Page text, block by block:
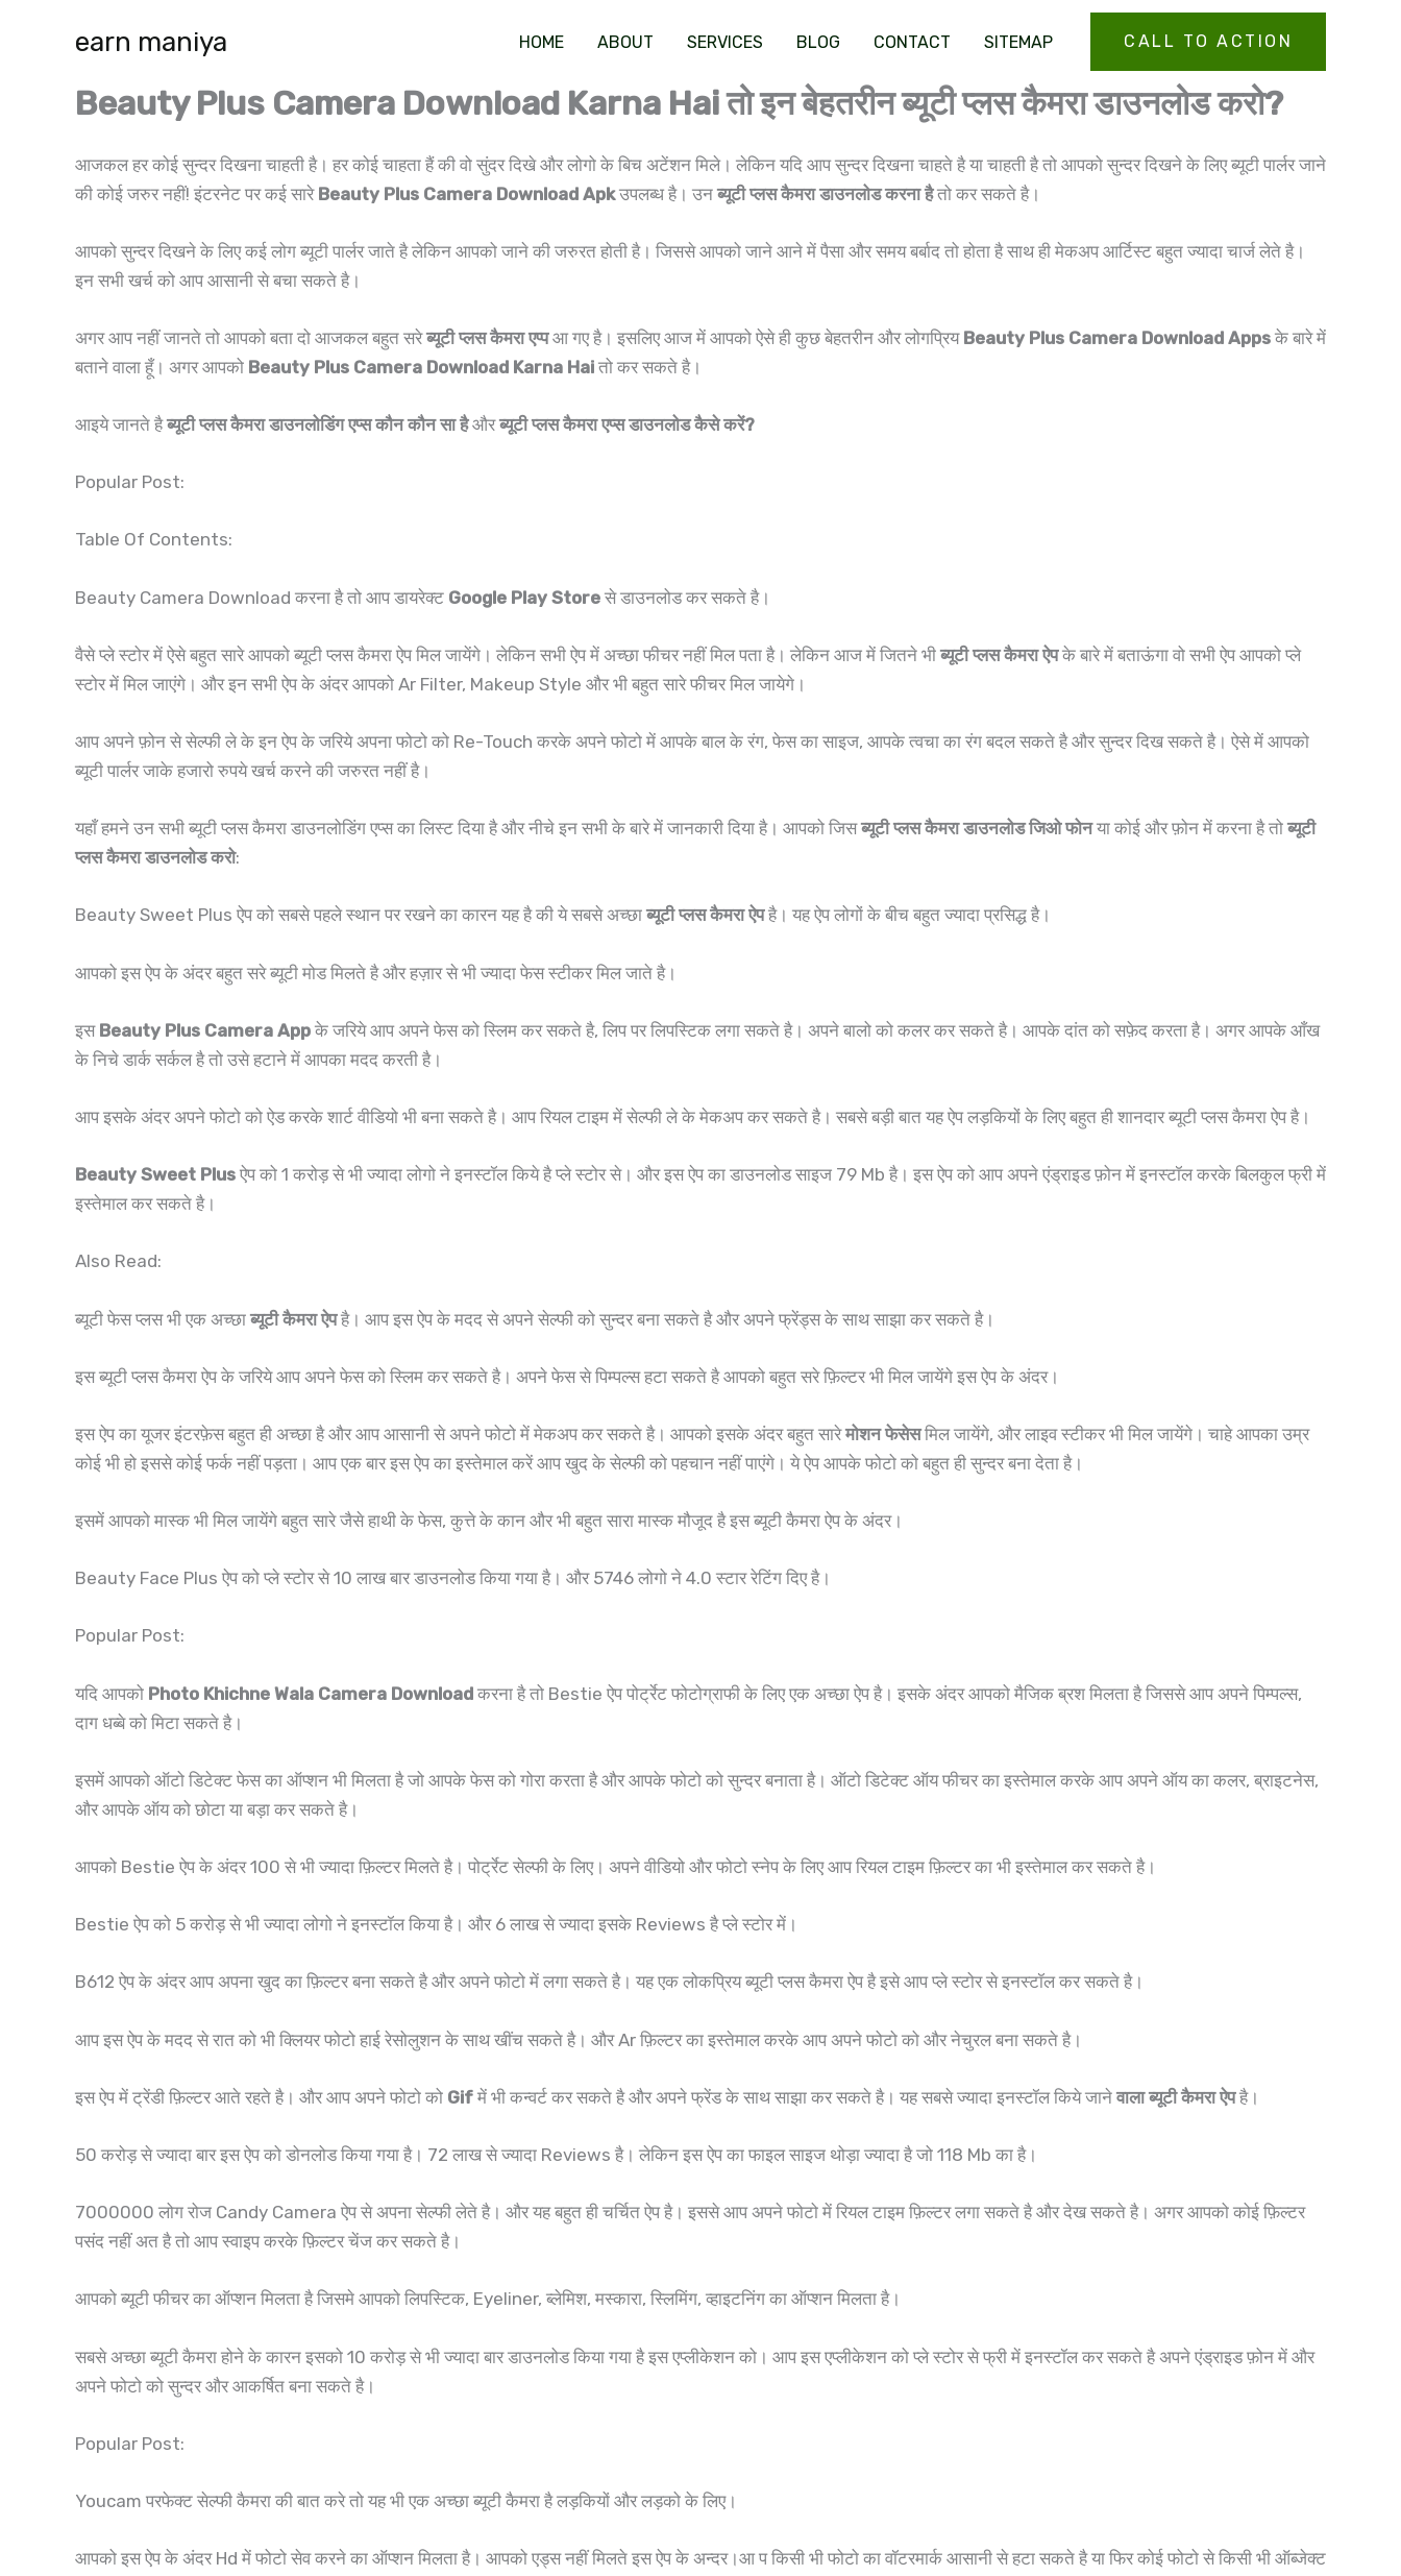
earn maniya HOME ABOUT SERVICES BLOG CONTACT SITEMAP CALL TO ACTION
Beauty Plus Camera Download Karna Hai तो इन बेहतरीन ब्यूटी प्लस कैमरा डाउनलोड करो?
आजकल हर कोई सुन्दर दिखना चाहती है। हर कोई चाहता हैं की वो सुंदर दिखे और लोगो के बिच अटेंशन मिले। लेकिन यदि आप सुन्दर दिखना चाहते है या चाहती है तो आपको सुन्दर दिखने के लिए ब्यूटी पार्लर जाने
की कोई जरुर नहीं! इंटरनेट पर कई सारे Beauty Plus Camera Download Apkउपलब्ध है। उन ब्यूटी प्लस कैमरा डाउनलोड करना हैतो कर सकते है।
आपको सुन्दर दिखने के लिए कई लोग ब्यूटी पार्लर जाते है लेकिन आपको जाने की जरुरत होती है। जिससे आपको जाने आने में पैसा और समय बर्बाद तो होता है साथ ही मेकअप आर्टिस्ट बहुत ज्यादा चार्ज लेते है।
इन सभी खर्च को आप आसानी से बचा सकते है।
अगर आप नहीं जानते तो आपको बता दो आजकल बहुत सरेब्यूटी प्लस कैमरा एप्पआ गए है। इसलिए आज में आपको ऐसे ही कुछ बेहतरीन और लोगप्रिय Beauty Plus Camera Download Apps के बारे में
बताने वाला हूँ। अगर आपको Beauty Plus Camera Download Karna Hai तो कर सकते है।
आइये जानते हैब्यूटी प्लस कैमरा डाउनलोडिंग एप्स कौन कौन सा हैऔरब्यूटी प्लस कैमरा एप्स डाउनलोड कैसे करें?
Popular Post:
Table Of Contents:
Beauty Camera Download करना है तो आप डायरेक्ट Google Play Store से डाउनलोड कर सकते है।
वैसे प्ले स्टोर में ऐसे बहुत सारे आपको ब्यूटी प्लस कैमरा ऐप मिल जायेंगे। लेकिन सभी ऐप में अच्छा फीचर नहीं मिल पता है। लेकिन आज में जितने भी ब्यूटी प्लस कैमरा ऐपके बारे में बताऊंगा वो सभी ऐप आपको प्ले
स्टोर में मिल जाएंगे। और इन सभी ऐप के अंदर आपको Ar Filter, Makeup Style और भी बहुत सारे फीचर मिल जायेगे।
आप अपने फ़ोन से सेल्फी ले के इन ऐप के जरिये अपना फोटो को Re-Touch करके अपने फोटो में आपके बाल के रंग, फेस का साइज, आपके त्वचा का रंग बदल सकते है और सुन्दर दिख सकते है। ऐसे में आपको
ब्यूटी पार्लर जाके हजारो रुपये खर्च करने की जरुरत नहीं है।
यहाँ हमने उन सभी ब्यूटी प्लस कैमरा डाउनलोडिंग एप्स का लिस्ट दिया है और नीचे इन सभी के बारे में जानकारी दिया है। आपको जिसब्यूटी प्लस कैमरा डाउनलोड जिओ फोनया कोई और फ़ोन में करना है तो ब्यूटी
प्लस कैमरा डाउनलोड करो:
Beauty Sweet Plus ऐप को सबसे पहले स्थान पर रखने का कारन यह है की ये सबसे अच्छा ब्यूटी प्लस कैमरा ऐपहै। यह ऐप लोगों के बीच बहुत ज्यादा प्रसिद्ध है।
आपको इस ऐप के अंदर बहुत सरे ब्यूटी मोड मिलते है और हज़ार से भी ज्यादा फेस स्टीकर मिल जाते है।
इस Beauty Plus Camera App के जरिये आप अपने फेस को स्लिम कर सकते है, लिप पर लिपस्टिक लगा सकते है। अपने बालो को कलर कर सकते है। आपके दांत को सफ़ेद करता है। अगर आपके आँख
के निचे डार्क सर्कल है तो उसे हटाने में आपका मदद करती है।
आप इसके अंदर अपने फोटो को ऐड करके शार्ट वीडियो भी बना सकते है। आप रियल टाइम में सेल्फी ले के मेकअप कर सकते है। सबसे बड़ी बात यह ऐप लड़कियों के लिए बहुत ही शानदार ब्यूटी प्लस कैमरा ऐप है।
Beauty Sweet Plus ऐप को 1 करोड़ से भी ज्यादा लोगो ने इनस्टॉल किये है प्ले स्टोर से। और इस ऐप का डाउनलोड साइज 79 Mb है। इस ऐप को आप अपने एंड्राइड फ़ोन में इनस्टॉल करके बिलकुल फ्री में
इस्तेमाल कर सकते है।
Also Read:
ब्यूटी फेस प्लस भी एक अच्छा ब्यूटी कैमरा ऐपहै। आप इस ऐप के मदद से अपने सेल्फी को सुन्दर बना सकते है और अपने फ्रेंड्स के साथ साझा कर सकते है।
इस ब्यूटी प्लस कैमरा ऐप के जरिये आप अपने फेस को स्लिम कर सकते है। अपने फेस से पिम्पल्स हटा सकते है आपको बहुत सरे फ़िल्टर भी मिल जायेंगे इस ऐप के अंदर।
इस ऐप का यूजर इंटरफ़ेस बहुत ही अच्छा है और आप आसानी से अपने फोटो में मेकअप कर सकते है। आपको इसके अंदर बहुत सारेमोशन फेसेसमिल जायेंगे, और लाइव स्टीकर भी मिल जायेंगे। चाहे आपका उम्र
कोई भी हो इससे कोई फर्क नहीं पड़ता। आप एक बार इस ऐप का इस्तेमाल करें आप खुद के सेल्फी को पहचान नहीं पाएंगे। ये ऐप आपके फोटो को बहुत ही सुन्दर बना देता है।
इसमें आपको मास्क भी मिल जायेंगे बहुत सारे जैसे हाथी के फेस, कुत्ते के कान और भी बहुत सारा मास्क मौजूद है इस ब्यूटी कैमरा ऐप के अंदर।
Beauty Face Plus ऐप को प्ले स्टोर से 10 लाख बार डाउनलोड किया गया है। और 5746 लोगो ने 4.0 स्टार रेटिंग दिए है।
Popular Post:
यदि आपको Photo Khichne Wala Camera Download करना है तो Bestie ऐप पोर्ट्रेट फोटोग्राफी के लिए एक अच्छा ऐप है। इसके अंदर आपको मैजिक ब्रश मिलता है जिससे आप अपने पिम्पल्स,
दाग धब्बे को मिटा सकते है।
इसमें आपको ऑटो डिटेक्ट फेस का ऑप्शन भी मिलता है जो आपके फेस को गोरा करता है और आपके फोटो को सुन्दर बनाता है। ऑटो डिटेक्ट ऑय फीचर का इस्तेमाल करके आप अपने ऑय का कलर, ब्राइटनेस,
और आपके ऑय को छोटा या बड़ा कर सकते है।
आपको Bestie ऐप के अंदर 100 से भी ज्यादा फ़िल्टर मिलते है। पोर्ट्रेट सेल्फी के लिए। अपने वीडियो और फोटो स्नेप के लिए आप रियल टाइम फ़िल्टर का भी इस्तेमाल कर सकते है।
Bestie ऐप को 5 करोड़ से भी ज्यादा लोगो ने इनस्टॉल किया है। और 6 लाख से ज्यादा इसके Reviews है प्ले स्टोर में।
B612 ऐप के अंदर आप अपना खुद का फ़िल्टर बना सकते है और अपने फोटो में लगा सकते है। यह एक लोकप्रिय ब्यूटी प्लस कैमरा ऐप है इसे आप प्ले स्टोर से इनस्टॉल कर सकते है।
आप इस ऐप के मदद से रात को भी क्लियर फोटो हाई रेसोलुशन के साथ खींच सकते है। और Ar फ़िल्टर का इस्तेमाल करके आप अपने फोटो को और नेचुरल बना सकते है।
इस ऐप में ट्रेंडी फ़िल्टर आते रहते है। और आप अपने फोटो को Gif में भी कन्वर्ट कर सकते है और अपने फ्रेंड के साथ साझा कर सकते है। यह सबसे ज्यादा इनस्टॉल किये जाने वाला ब्यूटी कैमरा ऐपहै।
50 करोड़ से ज्यादा बार इस ऐप को डोनलोड किया गया है। 72 लाख से ज्यादा Reviews है। लेकिन इस ऐप का फाइल साइज थोड़ा ज्यादा है जो 118 Mb का है।
7000000 लोग रोज Candy Camera ऐप से अपना सेल्फी लेते है। और यह बहुत ही चर्चित ऐप है। इससे आप अपने फोटो में रियल टाइम फ़िल्टर लगा सकते है और देख सकते है। अगर आपको कोई फ़िल्टर
पसंद नहीं अत है तो आप स्वाइप करके फ़िल्टर चेंज कर सकते है।
आपको ब्यूटी फीचर का ऑप्शन मिलता है जिसमे आपको लिपस्टिक, Eyeliner, ब्लेमिश, मस्कारा, स्लिमिंग, व्हाइटनिंग का ऑप्शन मिलता है।
सबसे अच्छा ब्यूटी कैमरा होने के कारन इसको 10 करोड़ से भी ज्यादा बार डाउनलोड किया गया है इस एप्लीकेशन को। आप इस एप्लीकेशन को प्ले स्टोर से फ्री में इनस्टॉल कर सकते है अपने एंड्राइड फ़ोन में और
अपने फोटो को सुन्दर और आकर्षित बना सकते है।
Popular Post:
Youcam परफेक्ट सेल्फी कैमरा की बात करे तो यह भी एक अच्छा ब्यूटी कैमरा है लड़कियों और लड़को के लिए।
आपको इस ऐप के अंदर Hd में फोटो सेव करने का ऑप्शन मिलता है। आपको एड्स नहीं मिलते इस ऐप के अन्दर।आ प किसी भी फोटो का वॉटरमार्क आसानी से हटा सकते है या फिर कोई फोटो से किसी भी ऑब्जेक्ट